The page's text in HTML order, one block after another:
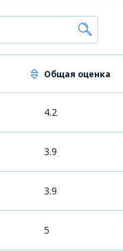
Общая оценка
4.2
3.9
3.9
5